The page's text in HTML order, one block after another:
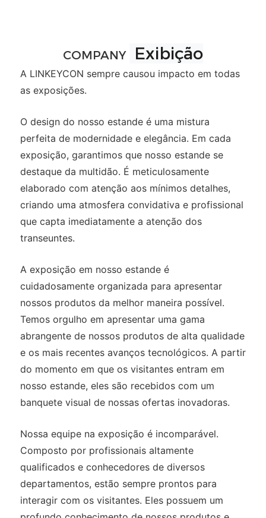
COMPANY Exibição
A LINKEYCON sempre causou impacto em todas
as exposições.
O design do nosso estande é uma mistura
perfeita de modernidade e elegância. Em cada
exposição, garantimos que nosso estande se
destaque da multidão. É meticulosamente
elaborado com atenção aos mínimos detalhes,
criando uma atmosfera convidativa e profissional
que capta imediatamente a atenção dos
transeuntes.
A exposição em nosso estande é
cuidadosamente organizada para apresentar
nossos produtos da melhor maneira possível.
Temos orgulho em apresentar uma gama
abrangente de nossos produtos de alta qualidade
e os mais recentes avanços tecnológicos. A partir
do momento em que os visitantes entram em
nosso estande, eles são recebidos com um
banquete visual de nossas ofertas inovadoras.
Nossa equipe na exposição é incomparável.
Composto por profissionais altamente
qualificados e conhecedores de diversos
departamentos, estão sempre prontos para
interagir com os visitantes. Eles possuem um